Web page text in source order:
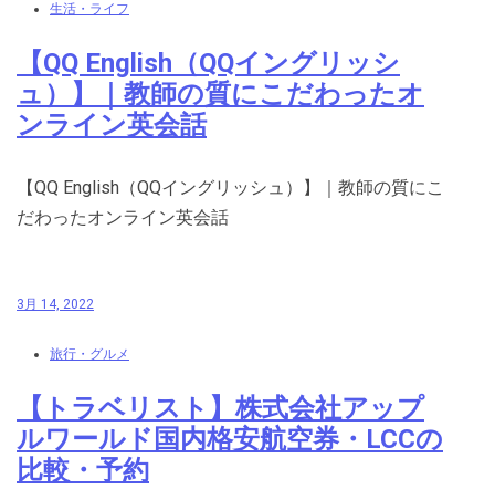
生活・ライフ
【QQ English（QQイングリッシ
ュ）】｜教師の質にこだわったオ
ンライン英会話
【QQ English（QQイングリッシュ）】｜教師の質にこ
だわったオンライン英会話
3月 14, 2022
旅行・グルメ
【トラベリスト】株式会社アップ
ルワールド国内格安航空券・LCCの
比較・予約